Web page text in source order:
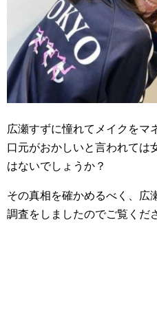
広瀬すずに憧れてメイクをマ
口元がおかしいと言われては
はないでしょうか？
その真相を確かめるべく、広
調査をしましたのでご覧くだ